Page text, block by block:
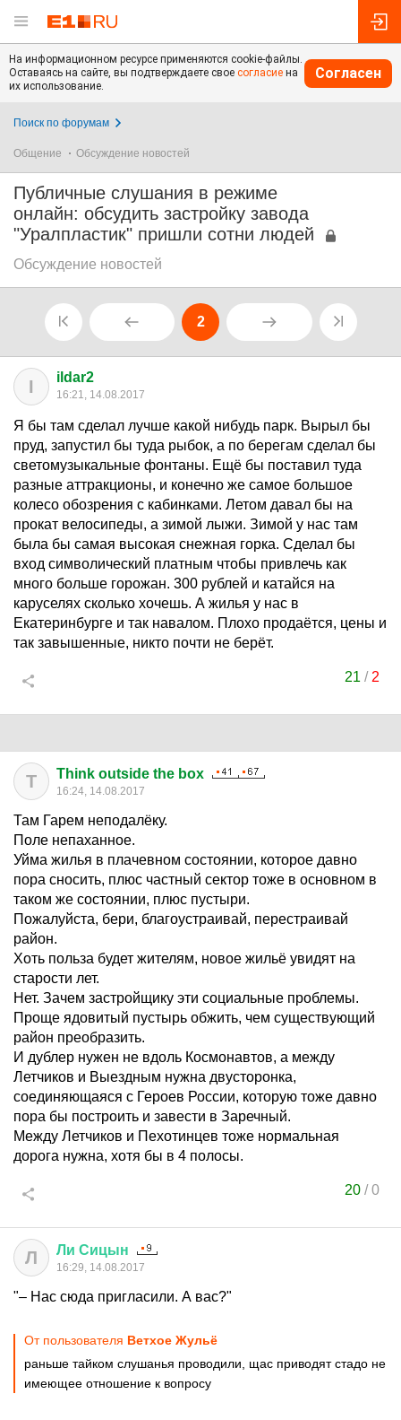
На информационном ресурсе применяются cookie-файлы.
Оставаясь на сайте, вы подтверждаете свое согласие на
их использование.
Согласен
Поиск по форумам
Общение Обсуждение новостей
Публичные слушания в режиме
онлайн: обсудить застройку завода
"Уралпластик" пришли сотни людей
Обсуждение новостей
2
I ildar2
16:21, 14.08.2017
Я бы там сделал лучше какой нибудь парк. Вырыл бы
пруд, запустил бы туда рыбок, а по берегам сделал бы
светомузыкальные фонтаны. Ещё бы поставил туда
разные аттракционы, и конечно же самое большое
колесо обозрения с кабинками. Летом давал бы на
прокат велосипеды, а зимой лыжи. Зимой у нас там
была бы самая высокая снежная горка. Сделал бы
вход символический платным чтобы привлечь как
много больше горожан. 300 рублей и катайся на
каруселях сколько хочешь. А жилья у нас в
Екатеринбурге и так навалом. Плохо продаётся, цены и
так завышенные, никто почти не берёт.
21 / 2
T Think outside the box
16:24, 14.08.2017
Там Гарем неподалёку.
Поле непаханное.
Уйма жилья в плачевном состоянии, которое давно
пора сносить, плюс частный сектор тоже в основном в
таком же состоянии, плюс пустыри.
Пожалуйста, бери, благоустраивай, перестраивай
район.
Хоть польза будет жителям, новое жильё увидят на
старости лет.
Нет. Зачем застройщику эти социальные проблемы.
Проще ядовитый пустырь обжить, чем существующий
район преобразить.
И дублер нужен не вдоль Космонавтов, а между
Летчиков и Выездным нужна двусторонка,
соединяющаяся с Героев России, которую тоже давно
пора бы построить и завести в Заречный.
Между Летчиков и Пехотинцев тоже нормальная
дорога нужна, хотя бы в 4 полосы.
20 /0
Л Ли Сицын
16:29, 14.08.2017
"– Нас сюда пригласили. А вас?"
От пользователя Ветхое Жульё
раньше тайком слушанья проводили, щас приводят стадо не
имеющее отношение к вопросу